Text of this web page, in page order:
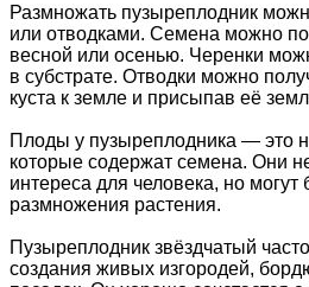
Размножать пузыреплодник
или отводками. Семена можно
весной или осенью. Черенки
в субстрате. Отводки можно
куста к земле и присыпав её
Плоды у пузыреплодника — это
которые содержат семена. Они
интереса для человека, но
размножения растения.
Пузыреплодник звёздчатый
создания живых изгородей,